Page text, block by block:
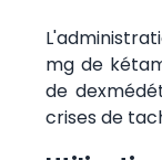
mg de
de
crises de